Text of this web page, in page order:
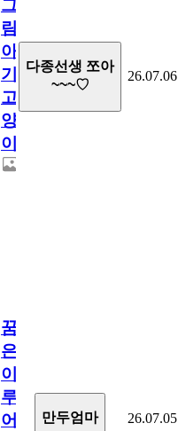
그
림...
아
기
고
양
이
다종선생 쪼아
~~~♡
26.07.06
꿈
은
이
루
어
만두엄마 26.07.05